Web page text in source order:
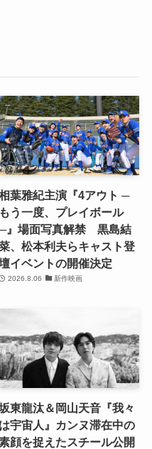
葉雅紀主演『4アウト ─
もう一度、プレイボール
』場面写真解禁 黒島結
、松本利夫らキャスト登
イベントの開催決定
2026.8.06 新作映画
東龍汰＆岡山天音『我々
は宇宙人』カンヌ滞在中の
顔を捉えたスチール公開